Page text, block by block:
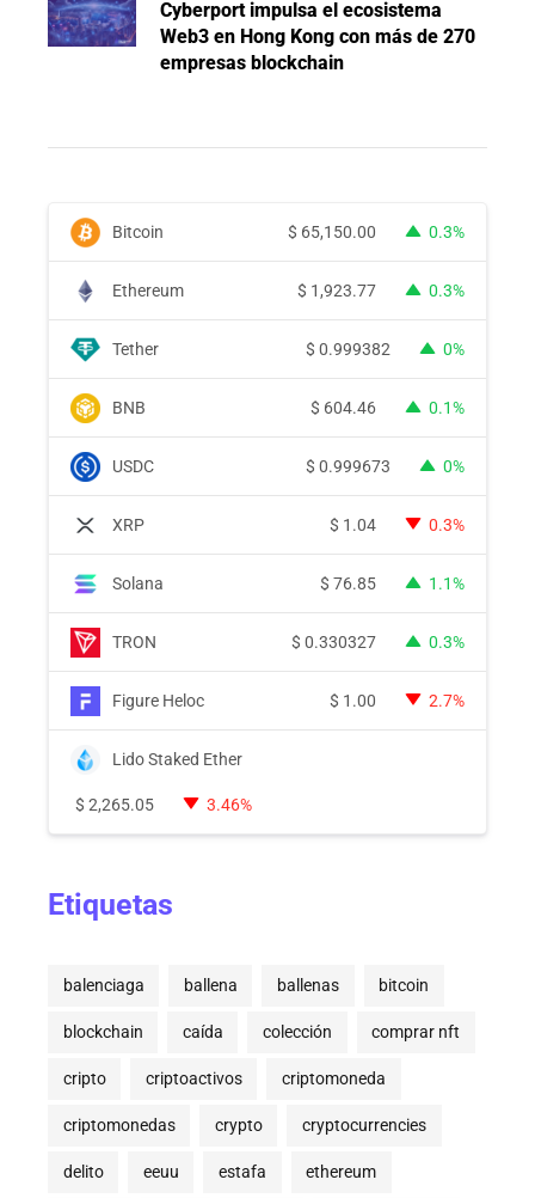
Cyberport impulsa el ecosistema
Web3 en Hong Kong con más de 270
empresas blockchain
Bitcoin $ 65,150.00 0.3%
Ethereum $ 1,923.77 0.3%
Tether $ 0.999382 0%
BNB $ 604.46 0.1%
USDC $ 0.999673 0%
XRP $ 1.04 0.3%
Solana $ 76.85 1.1%
TRON $ 0.330327 0.3%
Figure Heloc $ 1.00 2.7%
Lido Staked Ether
$ 2,265.05 3.46%
Etiquetas
balenciaga ballena ballenas bitcoin
blockchain caída colección comprar nft
cripto criptoactivos criptomoneda
criptomonedas crypto cryptocurrencies
delito eeuu estafa ethereum